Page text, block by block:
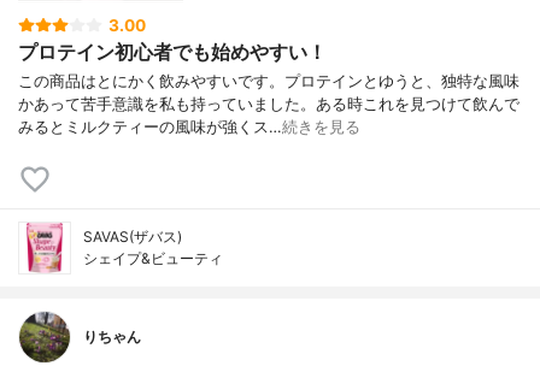
3.00
プロテイン初心者でも始めやすい！
この商品はとにかく飲みやすいです。プロテインとゆうと、独特な風味
かあって苦手意識を私も持っていました。ある時これを見つけて飲んで
みるとミルクティーの風味が強くス…続きを見る
SAVAS(ザバス)
シェイプ&ビューティ
りちゃん